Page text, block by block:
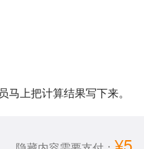
上把计算结果写下来。